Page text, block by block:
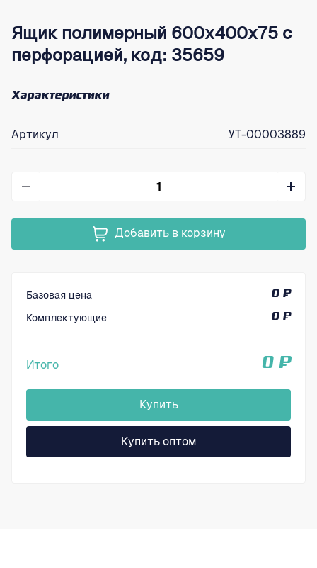
Ящик полимерный 600х400х75 с
перфорацией, код: 35659
Характеристики
Артикул УТ-00003889
Добавить в корзину
Базовая цена
0 ₽
Комплектующие
0 ₽
Итого 0 ₽
Купить
Купить оптом